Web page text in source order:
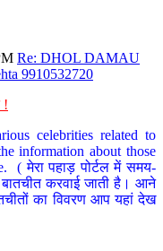
Re: DHOL DAMAU
9910532720
!
celebrities related to
information about those
( मेरा पहाड़ पोर्टल में समय-
करवाई जाती है। आने
का विवरण आप यहां देख